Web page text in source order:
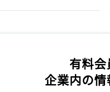
有料
企業内の